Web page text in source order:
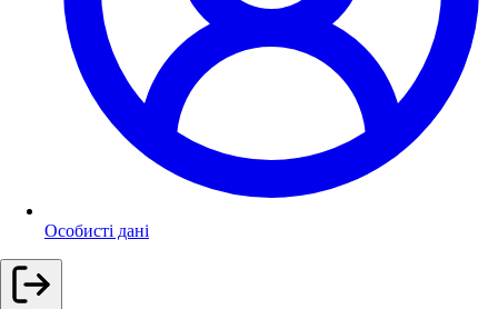
Особисті дані